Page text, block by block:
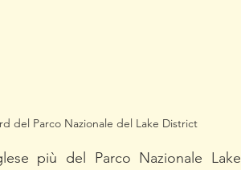
del Parco Nazionale del Lake District
più del Parco Nazionale Lake